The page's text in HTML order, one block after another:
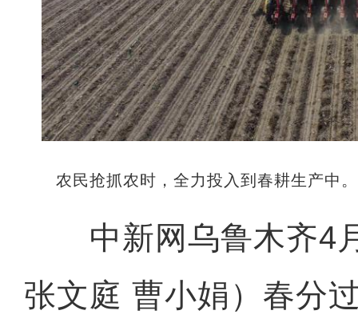
农民抢抓农时，全力投入到春耕生产
中新网乌鲁木齐4
张文庭 曹小娟）春分